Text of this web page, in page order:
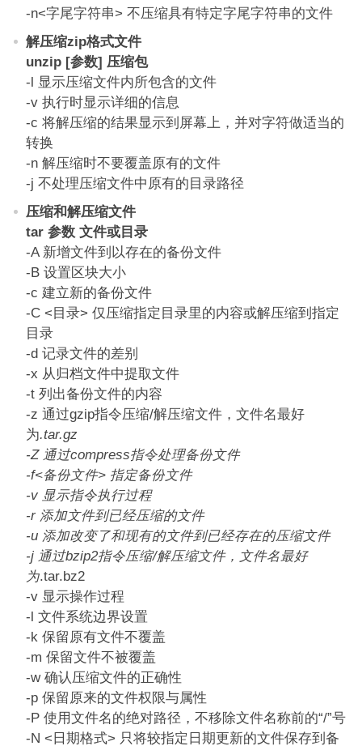
-n<字尾字符串> 不压缩具有特定字尾字符串的文件
解压缩zip格式文件
unzip [参数] 压缩包
-l 显示压缩文件内所包含的文件
-v 执行时显示详细的信息
-c 将解压缩的结果显示到屏幕上，并对字符做适当的
转换
-n 解压缩时不要覆盖原有的文件
-j 不处理压缩文件中原有的目录路径
压缩和解压缩文件
tar 参数 文件或目录
-A 新增文件到以存在的备份文件
-B 设置区块大小
-c 建立新的备份文件
-C <目录> 仅压缩指定目录里的内容或解压缩到指定
目录
-d 记录文件的差别
-x 从归档文件中提取文件
-t 列出备份文件的内容
-z 通过gzip指令压缩/解压缩文件，文件名最好
为.tar.gz
-Z 通过compress指令处理备份文件
-f<备份文件> 指定备份文件
-v 显示指令执行过程
-r 添加文件到已经压缩的文件
-u 添加改变了和现有的文件到已经存在的压缩文件
-j 通过bzip2指令压缩/解压缩文件，文件名最好
为.tar.bz2
-v 显示操作过程
-l 文件系统边界设置
-k 保留原有文件不覆盖
-m 保留文件不被覆盖
-w 确认压缩文件的正确性
-p 保留原来的文件权限与属性
-P 使用文件名的绝对路径，不移除文件名称前的“/”号
-N <日期格式> 只将较指定日期更新的文件保存到备